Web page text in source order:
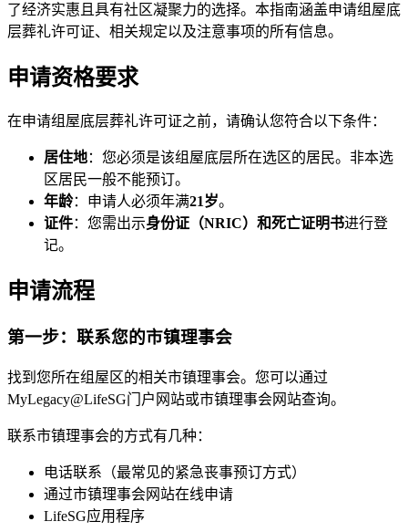
了经济实惠且具有社区凝聚力的选择。本指南涵盖申请组屋底
层葬礼许可证、相关规定以及注意事项的所有信息。
申请资格要求
在申请组屋底层葬礼许可证之前，请确认您符合以下条件：
居住地：您必须是该组屋底层所在选区的居民。非本选
区居民一般不能预订。
年龄：申请人必须年满21岁。
证件：您需出示身份证（NRIC） 和死亡证明书进行登
记。
申请流程
第一步：联系您的市镇理事会
找到您所在组屋区的相关市镇理事会。您可以通过
MyLegacy@LifeSG门户网站或市镇理事会网站查询。
联系市镇理事会的方式有几种：
电话联系（最常见的紧急丧事预订方式）
通过市镇理事会网站在线申请
LifeSG应用程序